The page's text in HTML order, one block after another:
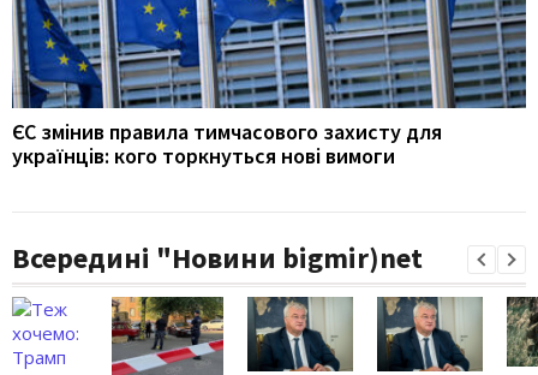
ЄС змінив правила тимчасового захисту для
українців: кого торкнуться нові вимоги
Всередині "Новини bigmir)net